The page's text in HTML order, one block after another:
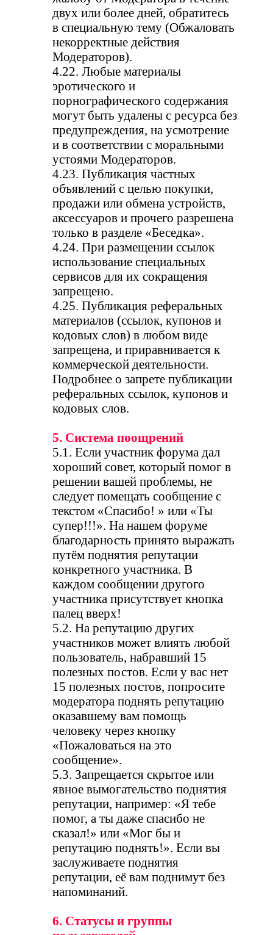
двух или более дней, обратитесь
в специальную тему (Обжаловать
некорректные действия
Модераторов).
4.22. Любые материалы
эротического и
порнографического содержания
могут быть удалены с ресурса без
предупреждения, на усмотрение
и в соответствии с моральными
устоями Модераторов.
4.23. Публикация частных
объявлений с целью покупки,
продажи или обмена устройств,
аксессуаров и прочего разрешена
только в разделе «Беседка».
4.24. При размещении ссылок
использование специальных
сервисов для их сокращения
запрещено.
4.25. Публикация реферальных
материалов (ссылок, купонов и
кодовых слов) в любом виде
запрещена, и приравнивается к
коммерческой деятельности.
Подробнее о запрете публикации
реферальных ссылок, купонов и
кодовых слов.
5. Система поощрений
5.1. Если участник форума дал
хороший совет, который помог в
решении вашей проблемы, не
следует помещать сообщение с
текстом «Спасибо! » или «Ты
супер!!!». На нашем форуме
благодарность принято выражать
путём поднятия репутации
конкретного участника. В
каждом сообщении другого
участника присутствует кнопка
палец вверх!
5.2. На репутацию других
участников может влиять любой
пользователь, набравший 15
полезных постов. Если у вас нет
15 полезных постов, попросите
модератора поднять репутацию
оказавшему вам помощь
человеку через кнопку
«Пожаловаться на это
сообщение».
5.3. Запрещается скрытое или
явное вымогательство поднятия
репутации, например: «Я тебе
помог, а ты даже спасибо не
сказал!» или «Мог бы и
репутацию поднять!». Если вы
заслуживаете поднятия
репутации, её вам поднимут без
напоминаний.
6. Статусы и группы